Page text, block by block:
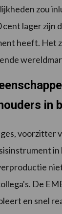
zou
cent lager zijn
heeft. Het
in
voorzitter
in
De
en snel